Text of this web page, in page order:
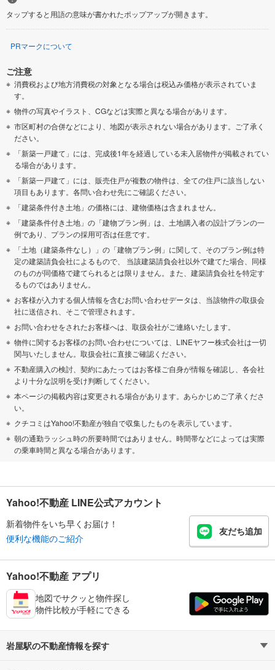
タップすると用語の意味が書かれたポップアップが開きます。
PRマークについて
ご注意
消費税および地方消費税の対象となる場合は税込み価格が表示されていま
す。
物件の写真やイラスト、CGなどは実際と異なる場合があります。
市区町村の合併などにより、地図が表示されない場合があります。ご了承く
ださい。
「新築一戸建て」には、完成後1年を経過している未入居物件が掲載されてい
る場合があります。
「新築一戸建て」には、販売住戸が複数の物件は、全ての住戸に該当しない
項目もあります。各問い合わせ先にご確認ください。
「建築条件付き土地」の価格には、建物価格は含まれません。
「建築条件付き土地」の「建物プラン例」は、土地購入者の設計プランの一
例であり、プランの採用可否は任意です。
「土地（建築条件なし）」の「建物プラン例」に関して、そのプラン例は特
定の建築請負会社によるもので、 当該建築請負会社以外で建てた場合、同様
のものが同価格で建てられるとは限りません。また、建築請負会社を特定す
るものではありません。
お客様が入力する個人情報を含むお問い合わせデータは、当該物件の取扱会
社に送信され、そこで管理されます。
お問い合わせをされたお客様へは、取扱会社がご連絡いたします。
物件に関するお客様のお問い合わせについては、LINEヤフー株式会社は一切
関与いたしません。取扱会社に直接ご確認ください。
不動産購入の検討、契約にあたってはお客様ご自身が情報を確認し、各会社
より十分な説明を受け判断してください。
本ページの掲載内容は変更される場合があります。あらかじめご了承くださ
い。
クチコミはYahoo!不動産が独自で収集したものを表示しています。
朝の通勤ラッシュ時の所要時間ではありません。時間帯などによっては実際
の乗車時間と異なる場合があります。
Yahoo!不動産 LINE公式アカウント
新着物件をいち早くお届け！
便利な機能のご紹介
友だち追加
Yahoo!不動産 アプリ
地図でサクッと物件探し
物件比較が手軽にできる
岩屋駅の不動産情報を探す